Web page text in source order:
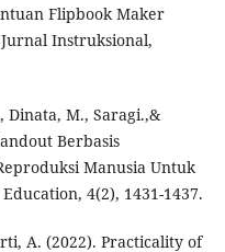
Flipbook Maker
Instruksional,
Dinata, M., Saragi.,&
Berbasis
Manusia Untuk
4(2), 1431-1437.
A. (2022). Practicality of